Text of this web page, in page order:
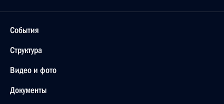
События
Структура
Видео и фото
Документы